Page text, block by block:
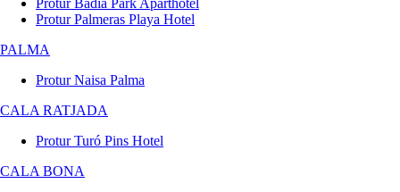
Protur Palmeras Playa Hotel
PALMA
Protur Naisa Palma
CALA RATJADA
Protur Turó Pins Hotel
CALA BONA